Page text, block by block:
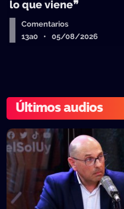
lo que viene❞
Comentarios
13a0 • 05/08/2026
Últimos audios